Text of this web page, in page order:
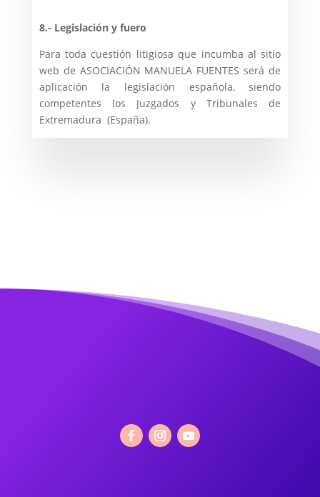
8.- Legislación y fuero
Para toda cuestión litigiosa que incumba al sitio
web de ASOCIACIÓN MANUELA FUENTES será de
aplicación la legislación española, siendo
competentes los Juzgados y Tribunales de
Extremadura (España).